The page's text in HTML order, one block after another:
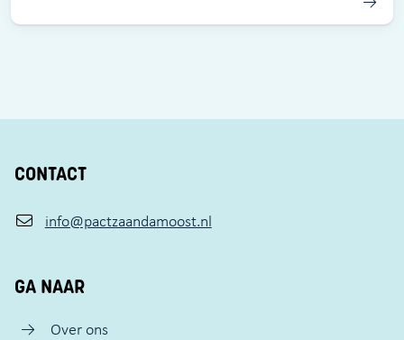
CONTACT
info@pactzaandamoost.nl
GA NAAR
Over ons